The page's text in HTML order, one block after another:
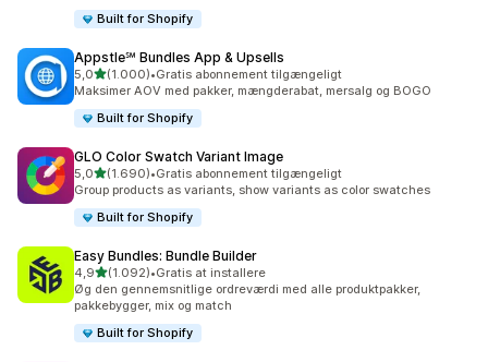
Built for Shopify
Appstle℠ Bundles App & Upsells
5,0ud af 5 stjerner
(1.000)
1000 anmeldelser i alt
•Gratis abonnement tilgængeligt
Maksimer AOV med pakker, mængderabat, mersalg og BOGO
Built for Shopify
GLO Color Swatch Variant Image
5,0ud af 5 stjerner
(1.690)
1690 anmeldelser i alt
•Gratis abonnement tilgængeligt
Group products as variants, show variants as color swatches
Built for Shopify
Easy Bundles: Bundle Builder
4,9ud af 5 stjerner
(1.092)
1092 anmeldelser i alt
•Gratis at installere
Øg den gennemsnitlige ordreværdi med alle produktpakker,
pakkebygger, mix og match
Built for Shopify